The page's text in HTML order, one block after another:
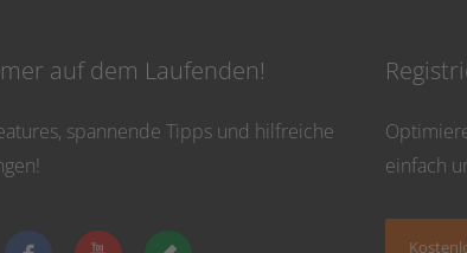
auf dem Laufenden!
spannende Tipps und hilfreiche
einfach